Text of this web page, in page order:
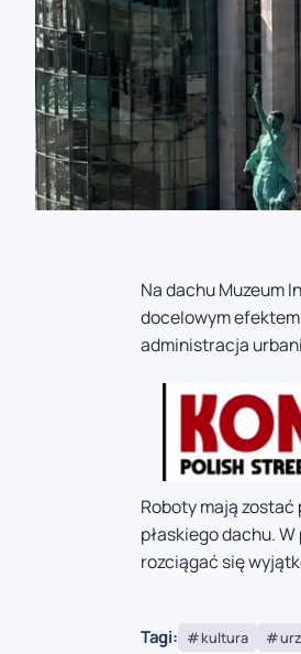
Na dachu Muzeum
docelowym
administracja
Roboty mają
płaskiego dachu.
rozciągać się
Tagi: kultura